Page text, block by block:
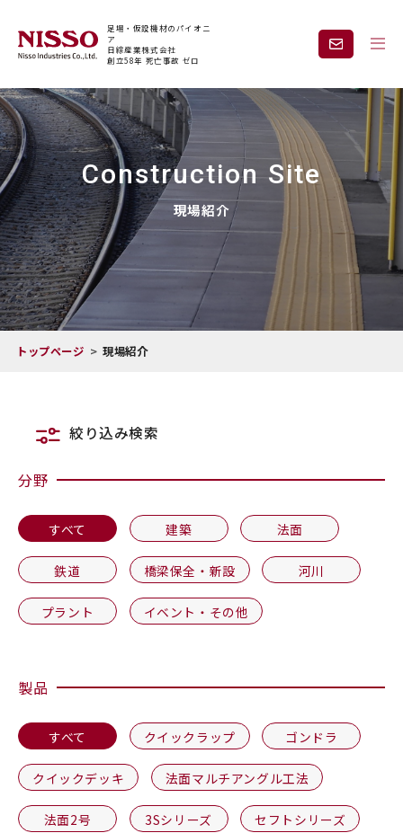
足場・仮設機材のパイオニ
ア
日綜産業株式会社
創立58年 死亡事故 ゼロ
企業情報 製品情報
現場紹介 課題から探す
安全と技術力 事業内容
レンタル 採用情報
EN
カタログダウンロード
Construction Site
現場紹介
トップページ 現場紹介
絞り込み検索
分野
すべて 建築 法面
鉄道 橋梁保全・新設 河川
プラント イベント・その他
製品
すべて クイックラップ ゴンドラ
クイックデッキ 法面マルチアングル工法
法面2号 3Sシリーズ セフトシリーズ